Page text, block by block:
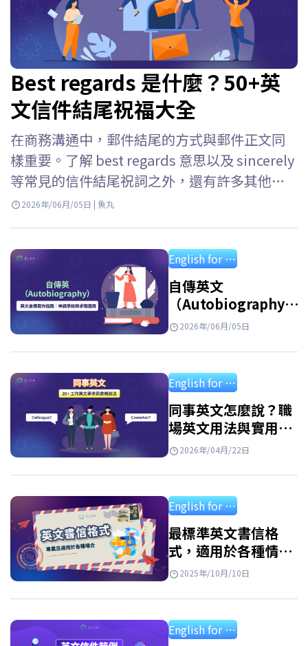
Best regards 是什麼？50+英
文信件結尾祝福大全
在商務溝通中，郵件結尾的方式與郵件正文同
樣重要。了解 best regards 意思以及 sincerely
等常見的信件結尾祝詞之外，還有許多其他選
擇可以讓你的郵件更自然、更專業。本文將透
regards 是一個常用且用途廣泛的結尾語，可以
理解為“謹致以最誠摯的問候”，用來表達對
收件人的尊重與問候。…
2026年/06月/05日 | 魚丸
English for professional
自傳英文
（Autobiography）
精選寫作技巧與專業英
2026年/06月/05日
English for professional
同事英文怎麼說？職
場英文用法與實用對
話整理
2026年/04月/22日
English for professional
最標準英文書信格
式，適用於各種情
境，附實際範例
2025年/10月/10日
English for professional